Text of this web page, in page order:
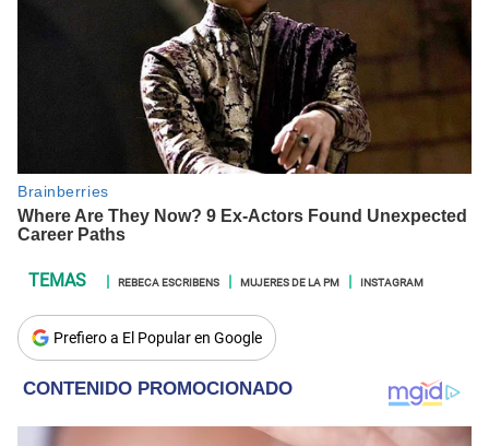
REBECA ESCRIBENS MUJERES DE LA PM INSTAGRAM
Prefiero a El Popular en Google